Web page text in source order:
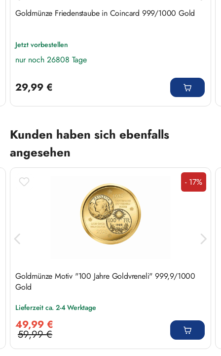
Goldmünze Friedenstaube in Coincard 999/1000 Gold
Jetzt vorbestellen
nur noch 26808 Tage
29,99 €
Produktgalerie überspringen
Kunden haben sich ebenfalls
angesehen
Rabatt
- 17%
Goldmünze Motiv "100 Jahre Goldvreneli" 999,9/1000
Gold
Lieferzeit ca. 2-4 Werktage
49,99 €
Regulärer Preis:
59,99 €